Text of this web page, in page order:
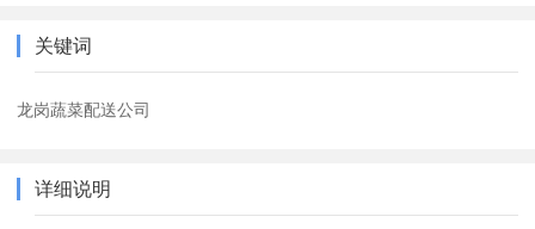
关键词
龙岗蔬菜配送公司
详细说明